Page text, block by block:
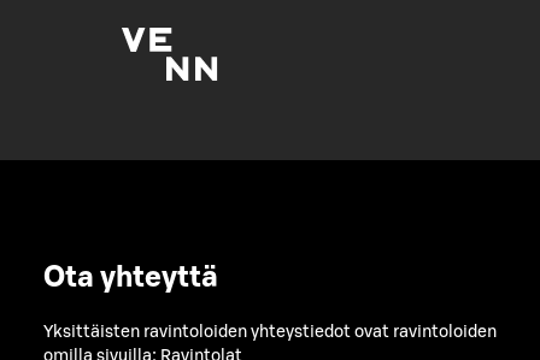
Ota yhteyttä
Yksittäisten ravintoloiden yhteystiedot ovat ravintoloiden
omilla sivuilla: Ravintolat